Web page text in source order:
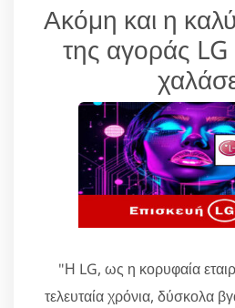
Ακόμη και η
της αγοράς
"Η LG, ως η κορυφαία
τελευταία χρόνια, δύσκολα